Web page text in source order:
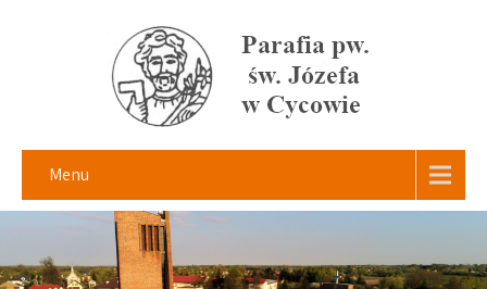
Menu